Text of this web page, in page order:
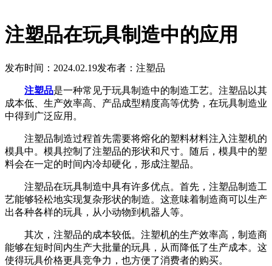
注塑品在玩具制造中的应用
发布时间：2024.02.19发布者：注塑品
注塑品是一种常见于玩具制造中的制造工艺。注塑品以其
成本低、生产效率高、产品成型精度高等优势，在玩具制造业
中得到广泛应用。
注塑品制造过程首先需要将熔化的塑料材料注入注塑机的
模具中。模具控制了注塑品的形状和尺寸。随后，模具中的塑
料会在一定的时间内冷却硬化，形成注塑品。
注塑品在玩具制造中具有许多优点。首先，注塑品制造工
艺能够轻松地实现复杂形状的制造。这意味着制造商可以生产
出各种各样的玩具，从小动物到机器人等。
其次，注塑品的成本较低。注塑机的生产效率高，制造商
能够在短时间内生产大批量的玩具，从而降低了生产成本。这
使得玩具价格更具竞争力，也方便了消费者的购买。